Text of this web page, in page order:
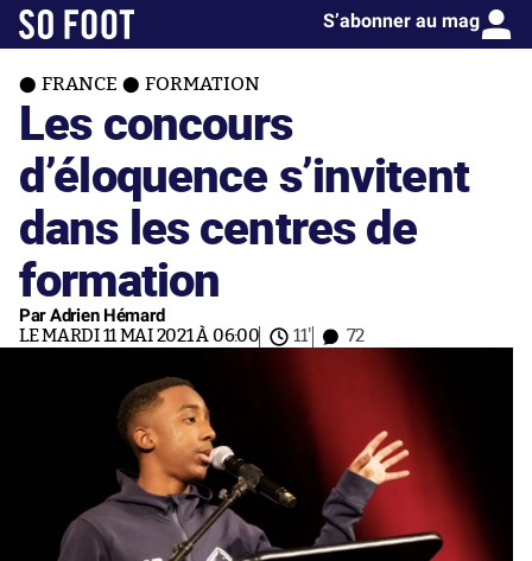
S’abonner au mag
FRANCE FORMATION
Les concours
d’éloquence s’invitent
dans les centres de
formation
Par Adrien Hémard
LE MARDI 11 MAI 2021 À 06:00 11' 72